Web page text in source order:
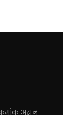
असून